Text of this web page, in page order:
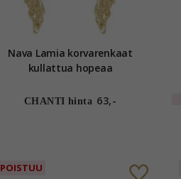
Nava Lamia korvarenkaat
kullattua hopeaa
CHANTI hinta 63,-
POISTUU